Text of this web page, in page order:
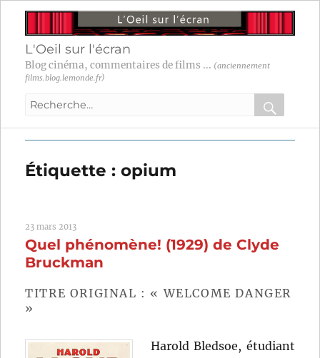
L'Oeil sur l'écran
Blog cinéma, commentaires de films ... (anciennement
films.blog.lemonde.fr)
Recherche
:
OK
Étiquette :opium
23 mars 2013
Quel phénomène! (1929) de Clyde
Bruckman
TITRE ORIGINAL : « WELCOME DANGER
»
Harold Bledsoe, étudiant